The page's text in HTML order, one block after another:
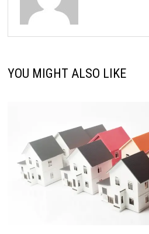
YOU MIGHT ALSO LIKE